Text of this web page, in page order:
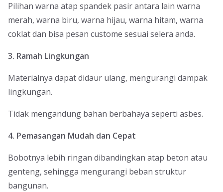
Pilihan warna atap spandek pasir antara lain warna
merah, warna biru, warna hijau, warna hitam, warna
coklat dan bisa pesan custome sesuai selera anda.
3. Ramah Lingkungan
Materialnya dapat didaur ulang, mengurangi dampak
lingkungan.
Tidak mengandung bahan berbahaya seperti asbes.
4. Pemasangan Mudah dan Cepat
Bobotnya lebih ringan dibandingkan atap beton atau
genteng, sehingga mengurangi beban struktur
bangunan.